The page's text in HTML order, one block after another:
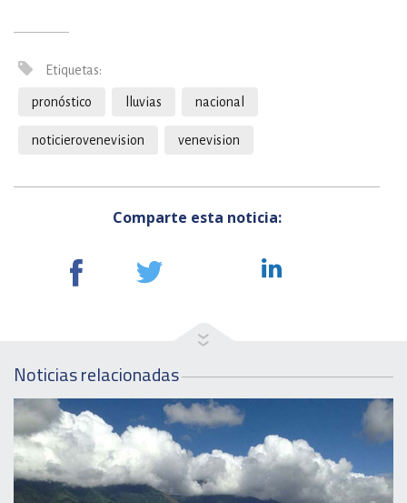
Etiquetas:
pronóstico lluvias nacional
noticierovenevision venevision
Comparte esta noticia:
Noticias relacionadas